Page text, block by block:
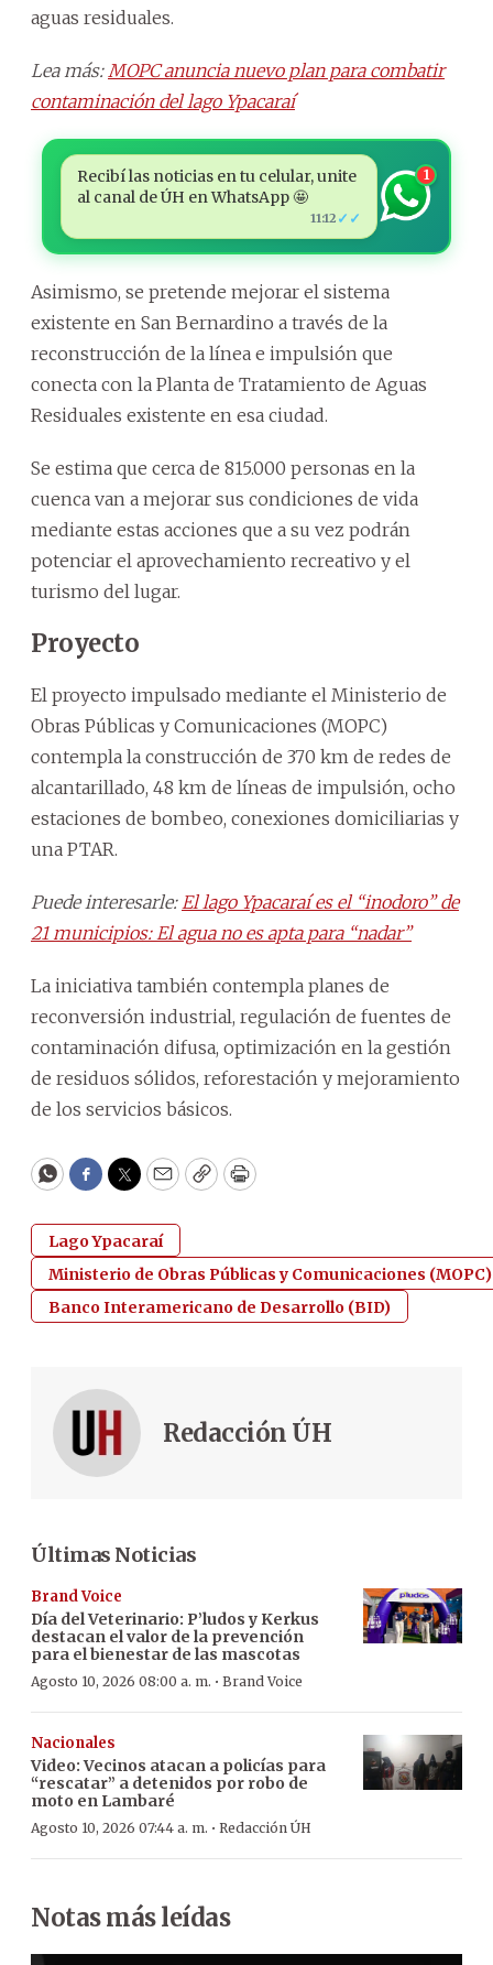
aguas residuales.
Lea más: MOPC anuncia nuevo plan para combatir
contaminación del lago Ypacaraí
Recibí las noticias en tu celular, unite
al canal de ÚH en WhatsApp 🤩
11:12 ✓✓
1
Asimismo, se pretende mejorar el sistema
existente en San Bernardino a través de la
reconstrucción de la línea e impulsión que
conecta con la Planta de Tratamiento de Aguas
Residuales existente en esa ciudad.
Se estima que cerca de 815.000 personas en la
cuenca van a mejorar sus condiciones de vida
mediante estas acciones que a su vez podrán
potenciar el aprovechamiento recreativo y el
turismo del lugar.
Proyecto
El proyecto impulsado mediante el Ministerio de
Obras Públicas y Comunicaciones (MOPC)
contempla la construcción de 370 km de redes de
alcantarillado, 48 km de líneas de impulsión, ocho
estaciones de bombeo, conexiones domiciliarias y
una PTAR.
Puede interesarle: El lago Ypacaraí es el “inodoro” de
21 municipios: El agua no es apta para “nadar”
La iniciativa también contempla planes de
reconversión industrial, regulación de fuentes de
contaminación difusa, optimización en la gestión
de residuos sólidos, reforestación y mejoramiento
de los servicios básicos.
WhatsApp
Facebook
Twitter
EmailCopyPrint
Lago Ypacaraí
Ministerio de Obras Públicas y Comunicaciones (MOPC)
Banco Interamericano de Desarrollo (BID)
Redacción ÚH
Últimas Noticias
Brand Voice
Día del Veterinario: P’ludos y Kerkus
destacan el valor de la prevención
para el bienestar de las mascotas
Agosto 10, 2026 08:00 a. m. · Brand Voice
Nacionales
Video: Vecinos atacan a policías para
“rescatar” a detenidos por robo de
moto en Lambaré
Agosto 10, 2026 07:44 a. m. · Redacción ÚH
Notas más leídas